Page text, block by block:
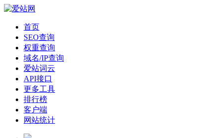
首页
SEO查询
权重查询
域名/IP查询
爱站词云
API接口
更多工具
排行榜
客户端
网站统计